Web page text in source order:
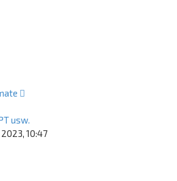
usw.
10:47